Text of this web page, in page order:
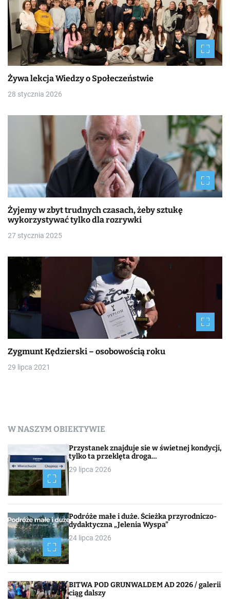
Żywa lekcja Wiedzy o Społeczeństwie
28 stycznia 2026
Żyjemy w zbyt trudnych czasach, żeby sztukę
wykorzystywać tylko dla rozrywki
27 stycznia 2025
Zygmunt Kędzierski – osobowością roku
29 lipca 2021
W NASZYM OBIEKTYWIE
Przystanek znajduje sie w świetnej kondycji,
tylko ta przeklęta droga…
29 lipca 2026
Podróże małe i duże. Ścieżka przyrodniczo-
dydaktyczna „Jelenia Wyspa”
24 lipca 2026
BITWA POD GRUNWALDEM AD 2026 / galerii
ciąg dalszy